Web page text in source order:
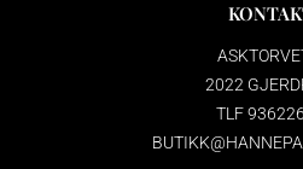
2022
TLF